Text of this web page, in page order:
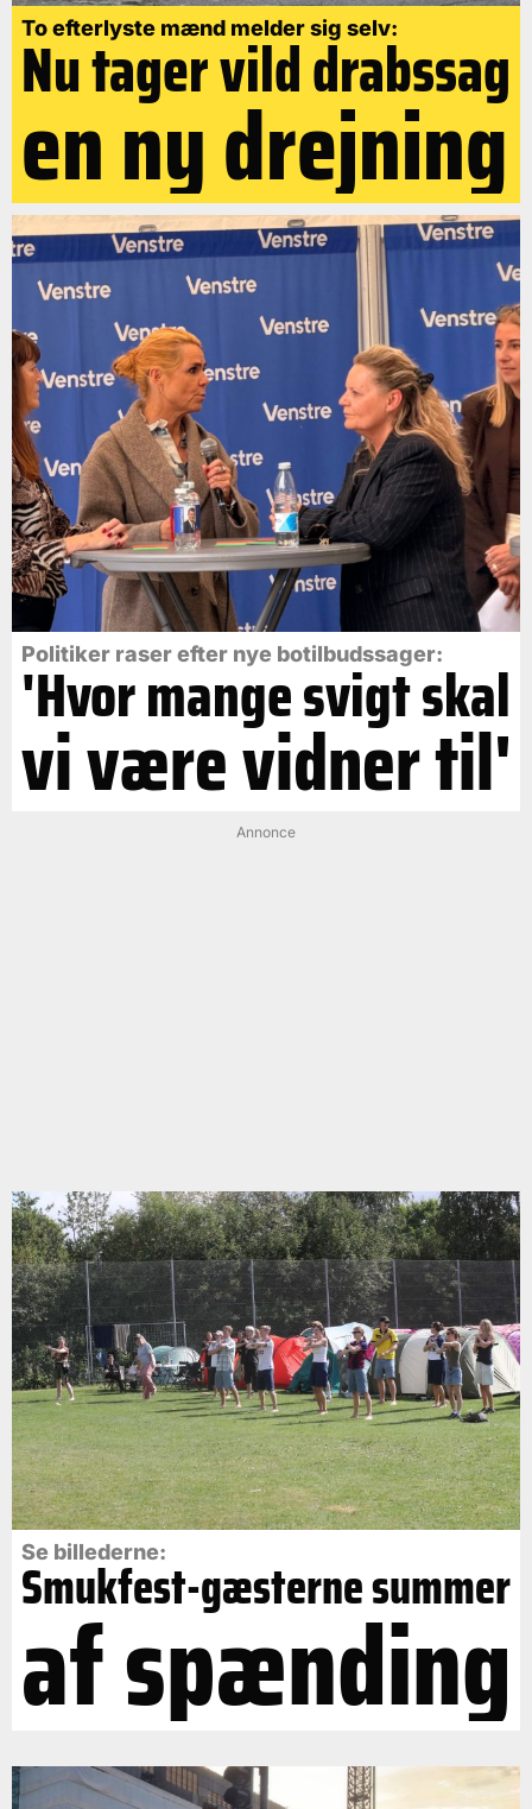
To efterlyste mænd melder sig selv:
Nu tager vild drabssag
en ny drejning
Politiker raser efter nye botilbudssager:
'Hvor mange svigt skal
vi være vidner til'
Annonce
Se billederne:
Smukfest-gæsterne summer
af spænding